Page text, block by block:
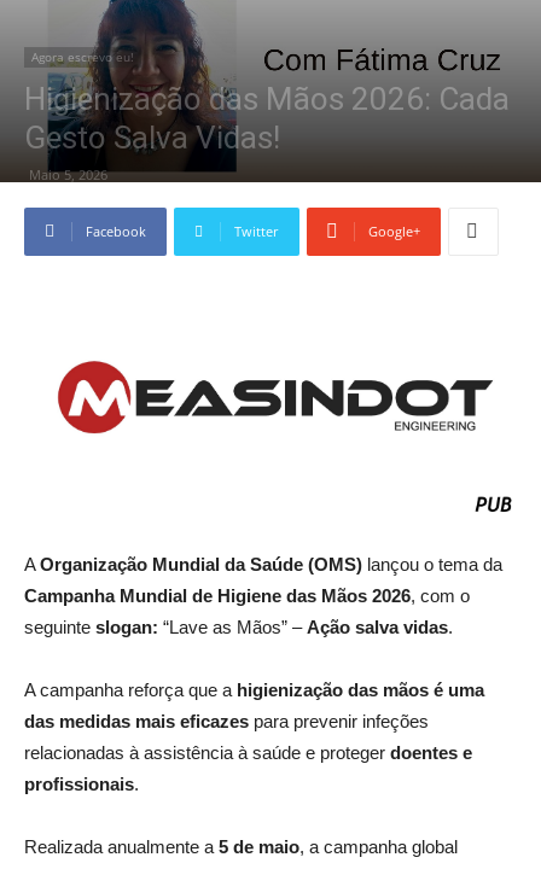
Agora escrevo eu!
Higienização das Mãos 2026: Cada
Gesto Salva Vidas!
Maio 5, 2026
Facebook Twitter Google+
AOrganização Mundial da Saúde (OMS) lançou o tema da
Campanha Mundial de Higiene das Mãos 2026, com o
seguinte slogan: “Lave as Mãos” –Ação salva vidas.
A campanha reforça que a higienização das mãos é uma
das medidas mais eficazes para prevenir infeções
relacionadas à assistência à saúde e proteger doentes e
profissionais.
Realizada anualmente a 5 de maio, a campanha global